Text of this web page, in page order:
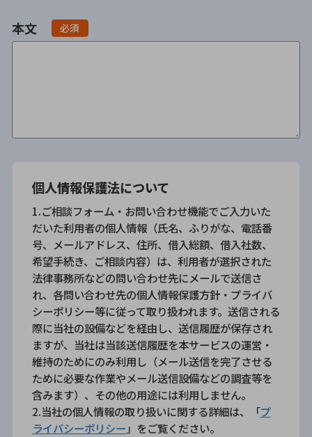
本文 必須
個人情報保護法について
1.ご相談フォーム・お問い合わせ機能でご入力いた
だいた利用者の個人情報（氏名、ふりがな、電話番
号、メールアドレス、住所、借入総額、借入社数、
希望手続き、ご相談内容）は、利用者が選択された
法律事務所などの問い合わせ先にメールで送信さ
れ、各問い合わせ先の個人情報保護方針・プライバ
シーポリシー等に従って取り扱われます。送信される
際に当社の設備などを経由し、送信履歴が保存され
ますが、当社は当該送信履歴を本サービスの運営・
維持のためにのみ利用し（メール送信を完了させる
ために必要な作業やメール送信設備などの調査等を
含みます）、その他の用途には利用しません。
2.当社の個人情報の取り扱いに関する詳細は、「プ
ライバシーポリシー 」をご覧ください。